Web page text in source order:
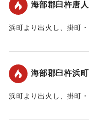
海部郡臼杵唐
浜町より出火し、掛町
海部郡臼杵浜町
浜町より出火し、掛町